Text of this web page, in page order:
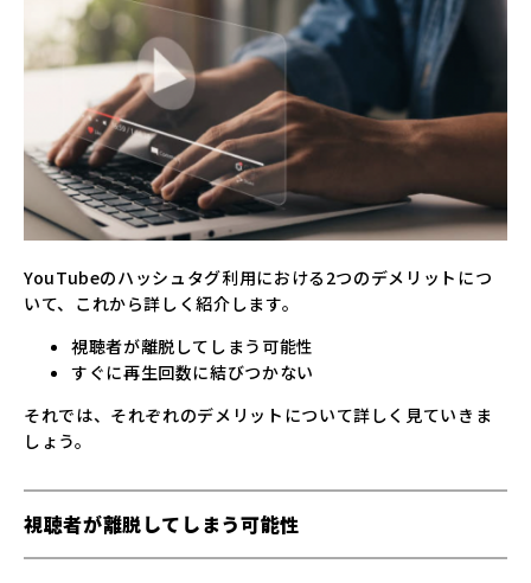
YouTubeのハッシュタグ利用における2つのデメリットにつ
いて、これから詳しく紹介します。
視聴者が離脱してしまう可能性
すぐに再生回数に結びつかない
それでは、それぞれのデメリットについて詳しく見ていきま
しょう。
視聴者が離脱してしまう可能性